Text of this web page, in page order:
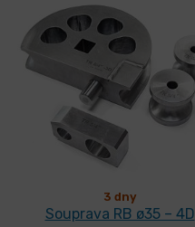
3 dny
Souprava RB ø35 – 4D